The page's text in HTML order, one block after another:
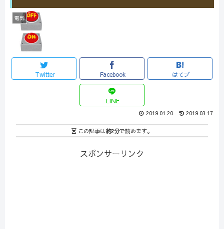
電気
Twitter Facebook はてブ
LINE
2019.03.17
2019.01.20
この記事は約2分で読めます。
スポンサーリンク